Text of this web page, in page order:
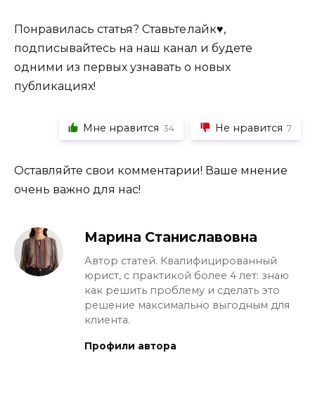
Понравилась статья? Ставьте лайк♥,
подписывайтесь на наш канал и будете
одними из первых узнавать о новых
публикациях!
Мне нравится 34 Не нравится 7
Оставляйте свои комментарии! Ваше мнение
очень важно для нас!
Марина Станиславовна
Автор статей. Квалифицированный
юрист, с практикой более 4 лет: знаю
как решить проблему и сделать это
решение максимально выгодным для
клиента.
Профили автора